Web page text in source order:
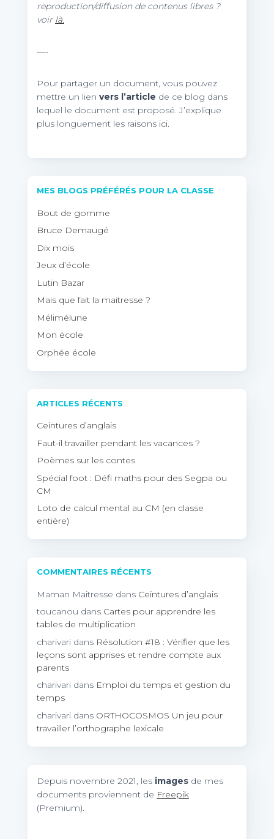
reproduction/diffusion de contenus libres ?
voir là.
—-
Pour partager un document, vous pouvez
mettre un lien vers l’article de ce blog dans
lequel le document est proposé. J’explique
plus longuement les raisons ici.
MES BLOGS PRÉFÉRÉS POUR LA CLASSE
Bout de gomme
Bruce Demaugé
Dix mois
Jeux d’école
Lutin Bazar
Mais que fait la maitresse ?
Mélimélune
Mon école
Orphée école
ARTICLES RÉCENTS
Ceintures d’anglais
Faut-il travailler pendant les vacances ?
Poèmes sur les contes
Spécial foot : Défi maths pour des Segpa ou
CM
Loto de calcul mental au CM (en classe
entière)
COMMENTAIRES RÉCENTS
Maman Maitresse dans Ceintures d’anglais
toucanou dans Cartes pour apprendre les
tables de multiplication
charivari dans Résolution #18 : Vérifier que les
leçons sont apprises et rendre compte aux
parents
charivari dans Emploi du temps et gestion du
temps
charivari dans ORTHOCOSMOS Un jeu pour
travailler l’orthographe lexicale
Depuis novembre 2021, les images de mes
documents proviennent de Freepik
(Premium).